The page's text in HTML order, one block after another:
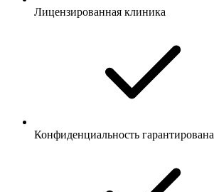
Лицензированная клиника
Конфиденциальность гарантирована